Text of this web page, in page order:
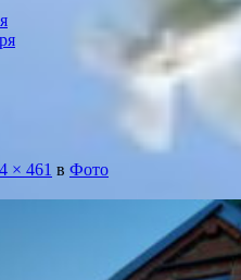
× 461 в Фото